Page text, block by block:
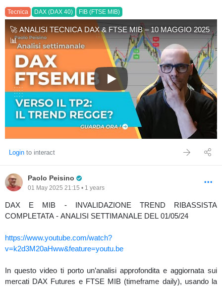
#dax #ftsemib #previsionedax #previsionemib
Tecnica DAX (DAX 40) FIB (FTSE MIB)
🚀 ANALISI TECNICA DAX & FTSE MIB – 10 MAGGIO 2025
📊
🚀 ANALISI TECNICA DAX &
Login to interact
Paolo Peisino
01 May 2025 21:15 • 1 years
DAX E MIB - INVALIDAZIONE TREND RIBASSISTA
COMPLETATA - ANALISI SETTIMANALE DEL 01/05/24
https://www.youtube.com/watch?
v=k2d3M20aHww&feature=youtu.be
In questo video ti porto un’analisi approfondita e aggiornata sui
mercati DAX Futures e FTSE MIB (timeframe daily), usando la